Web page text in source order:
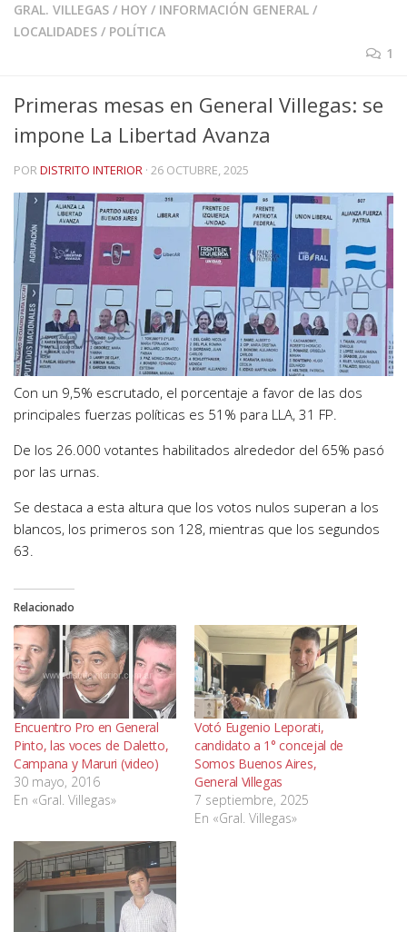
GRAL. VILLEGAS / HOY / INFORMACIÓN GENERAL /
LOCALIDADES / POLÍTICA
1
Primeras mesas en General Villegas: se
impone La Libertad Avanza
PORDISTRITO INTERIOR · 26 OCTUBRE, 2025
Con un 9,5% escrutado, el porcentaje a favor de las dos
principales fuerzas políticas es 51% para LLA, 31 FP.
De los 26.000 votantes habilitados alrededor del 65% pasó
por las urnas.
Se destaca a esta altura que los votos nulos superan a los
blancos, los primeros son 128, mientras que los segundos
63.
Relacionado
Encuentro Pro en General
Pinto, las voces de Daletto,
Campana y Maruri (video)
30 mayo, 2016
En «Gral. Villegas»
Votó Eugenio Leporati,
candidato a 1° concejal de
Somos Buenos Aires,
General Villegas
7 septiembre, 2025
En «Gral. Villegas»